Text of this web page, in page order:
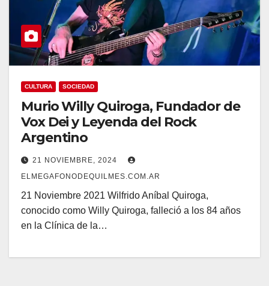
CULTURA SOCIEDAD
Murio Willy Quiroga, Fundador de
Vox Dei y Leyenda del Rock
Argentino
21 NOVIEMBRE, 2024
ELMEGAFONODEQUILMES.COM.AR
21 Noviembre 2021 Wilfrido Aníbal Quiroga,
conocido como Willy Quiroga, falleció a los 84 años
en la Clínica de la…